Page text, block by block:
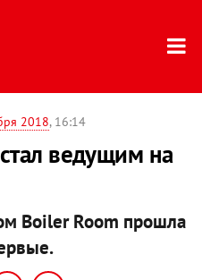
2018, 16:14
ведущим на
Boiler Room прошла